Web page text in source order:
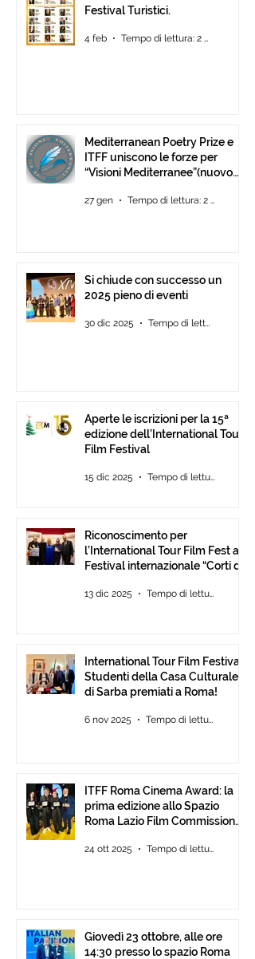
Festival Turistici.
4 feb Tempo di lettura: 2 min
Mediterranean Poetry Prize e
ITFF uniscono le forze per
“Visioni Mediterranee”(nuovo
27 gen Tempo di lettura: 2 min
Si chiude con successo un
2025 pieno di eventi
30 dic 2025 Tempo di lettura: 2 min
Aperte le iscrizioni per la 15ª
edizione dell’International Tour
Film Festival
15 dic 2025 Tempo di lettura: 2 min
Riconoscimento per
l’International Tour Film Fest al
Festival internazionale “Corti da
13 dic 2025 Tempo di lettura: 2 min
International Tour Film Festival:
Studenti della Casa Culturale
di Sarba premiati a Roma!
6 nov 2025 Tempo di lettura: 2 min
ITFF Roma Cinema Award: la
prima edizione allo Spazio
Roma Lazio Film Commission
24 ott 2025 Tempo di lettura: 2 min
Giovedì 23 ottobre, alle ore
14:30 presso lo spazio Roma